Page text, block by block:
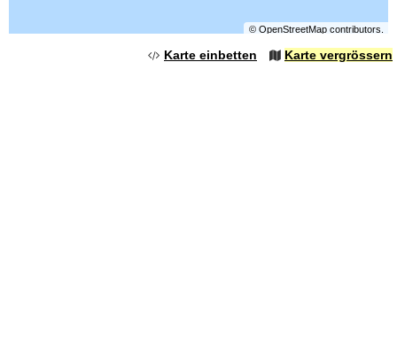
© OpenStreetMapcontributors.
Karte einbetten Karte vergrössern